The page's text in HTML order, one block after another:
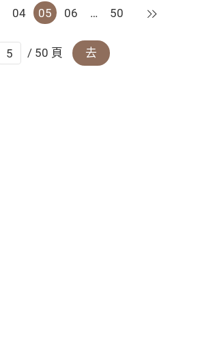
04 05 06 … 50 下一頁
/ 50 頁 去